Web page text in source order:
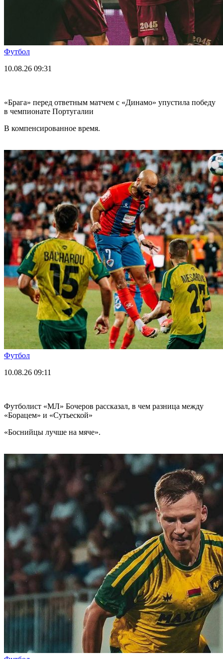
Футбол
10.08.26 09:31
«Брага» перед ответным матчем с «Динамо» упустила победу
в чемпионате Португалии
В компенсированное время.
Футбол
10.08.26 09:11
Футболист «МЛ» Бочеров рассказал, в чем разница между
«Борацем» и «Сутьеской»
«Боснийцы лучше на мяче».